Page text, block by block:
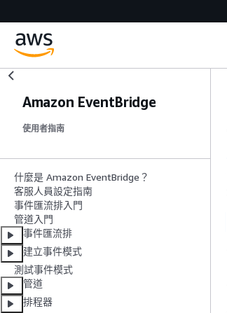
Amazon EventBridge
使用者指南
什麼是 Amazon EventBridge？
客服人員設定指南
事件匯流排入門
管道入門
事件匯流排
建立事件模式
測試事件模式
管道
排程器